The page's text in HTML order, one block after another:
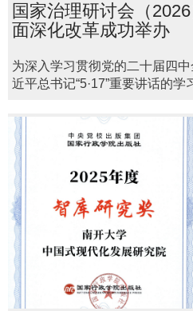
国家治理研讨会（
面深化改革成功举办
为深入学习贯彻党的二十届四
近平总书记“5·17”重要讲话的